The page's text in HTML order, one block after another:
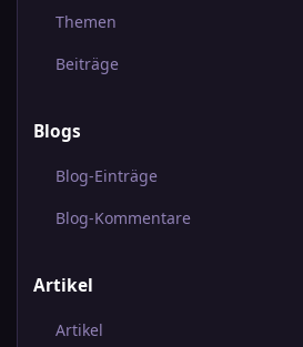
Themen
Beiträge
Blogs
Blog-Einträge
Blog-Kommentare
Artikel
Artikel